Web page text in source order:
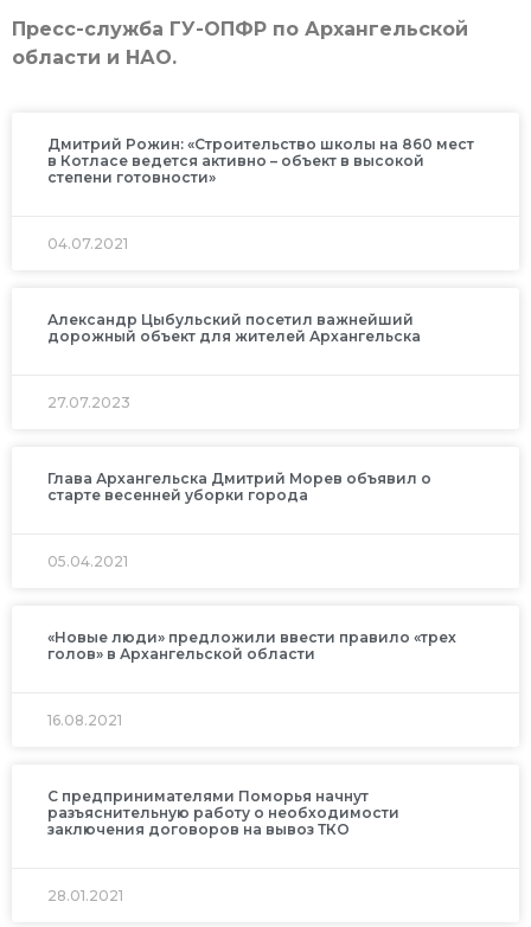
Пресс-служба ГУ-ОПФР по Архангельской
области и НАО.
Дмитрий Рожин: «Строительство школы на 860 мест
в Котласе ведется активно – объект в высокой
степени готовности»
04.07.2021
Александр Цыбульский посетил важнейший
дорожный объект для жителей Архангельска
27.07.2023
Глава Архангельска Дмитрий Морев объявил о
старте весенней уборки города
05.04.2021
«Новые люди» предложили ввести правило «трех
голов» в Архангельской области
16.08.2021
С предпринимателями Поморья начнут
разъяснительную работу о необходимости
заключения договоров на вывоз ТКО
28.01.2021